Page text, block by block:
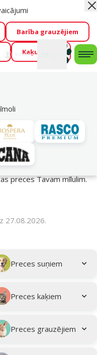
cenas mīluļu TOP
tieši Tavs mīlulis
Mans
konts
Barība grauzējiem
Kaķu mājas
katrai gaumei!
preces Tavam mīlulim.
27.08.2026.
Preces suņiem
Preces kaķiem
Preces grauzējiem